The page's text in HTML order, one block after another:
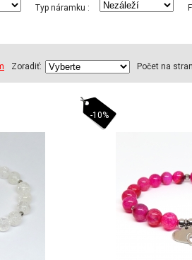
Typ náramku :
Zoradiť: Počet na
-10%